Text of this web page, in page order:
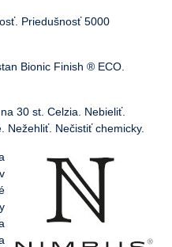
Priedušnosť 5000
Bionic Finish ® ECO.
30 st. Celzia. Nebieliť.
Nežehliť. Nečistiť chemicky.